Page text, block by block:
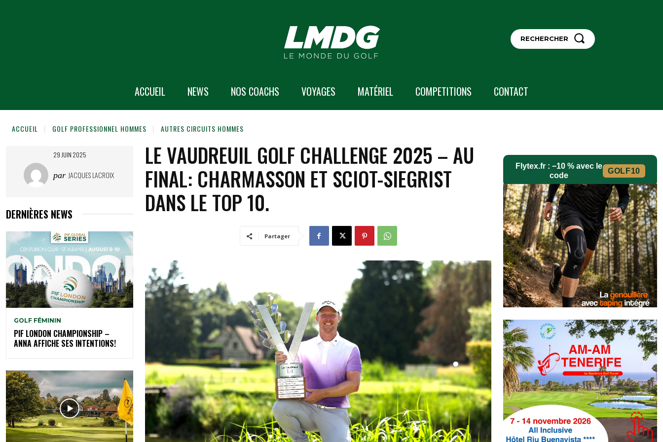
RECHERCHER
ACCUEIL NEWS NOS COACHS VOYAGES MATÉRIEL COMPETITIONS CONTACT
ACCUEIL GOLF PROFESSIONNEL HOMMES AUTRES CIRCUITS HOMMES
29 JUIN 2025
par JACQUES LACROIX
DERNIÈRES NEWS
GOLF FÉMININ
PIF LONDON CHAMPIONSHIP –
ANNA AFFICHE SES INTENTIONS!
LE VAUDREUIL GOLF CHALLENGE 2025 – AU
FINAL: CHARMASSON ET SCIOT-SIEGRIST
DANS LE TOP 10.
Partager
Flytex.fr : −10 % avec le
code
GOLF10